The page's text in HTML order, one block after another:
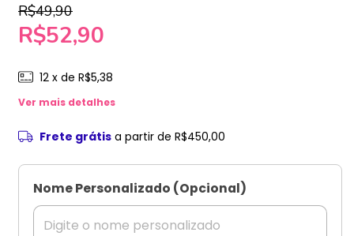
R$49,90
R$52,90
12 x de R$5,38
Ver mais detalhes
Frete grátis a partir de R$450,00
Nome Personalizado (Opcional)